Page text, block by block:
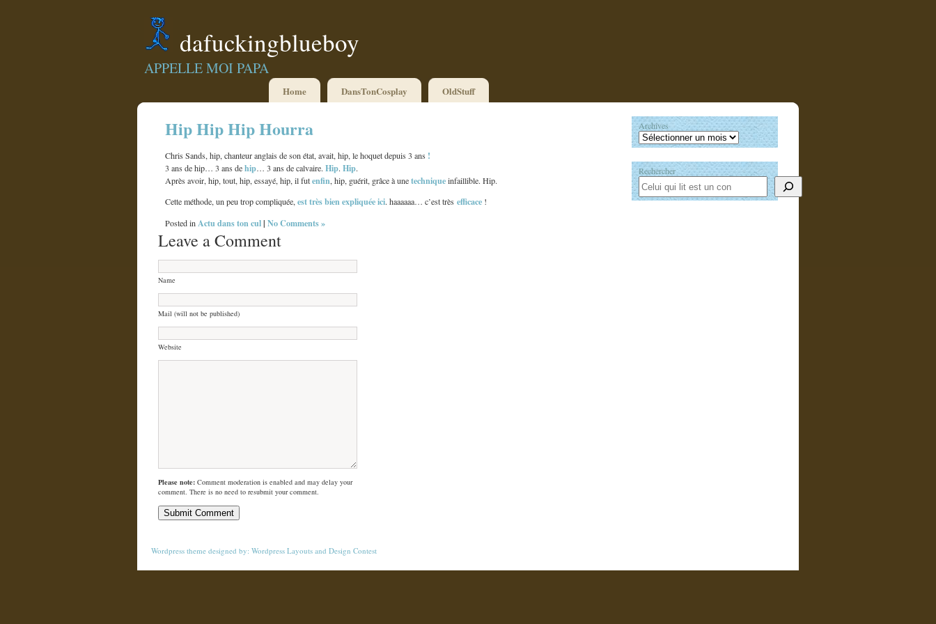
dafuckingblueboy
APPELLE MOI PAPA
Home DansTonCosplay OldStuff
Hip Hip Hip Hourra
Chris Sands, hip, chanteur anglais de son état, avait, hip, le hoquet depuis 3 ans !
3 ans de hip… 3 ans dehip… 3 ans de calvaire. Hip. Hip.
Après avoir, hip, tout, hip, essayé, hip, il futenfin, hip, guérit, grâce à unetechniqueinfaillible. Hip.
Cette méthode, un peu trop compliquée,est très bien expliquée ici. haaaaaa… c’est très efficace !
Posted inActu dans ton cul| No Comments »
Leave a Comment
Name
Mail (will not be published)
Website
Please note: Comment moderation is enabled and may delay your
comment. There is no need to resubmit your comment.
Archives
Rechercher
Wordpress theme designed by: Wordpress Layouts and Design Contest